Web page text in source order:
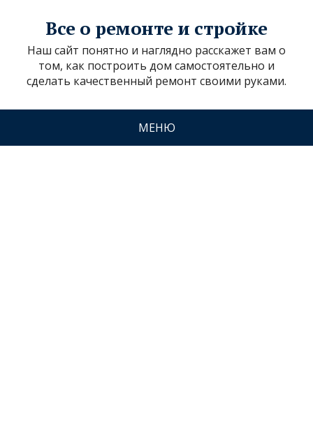
Все о ремонте и стройке
Наш сайт понятно и наглядно расскажет вам о
том, как построить дом самостоятельно и
сделать качественный ремонт своими руками.
МЕНЮ